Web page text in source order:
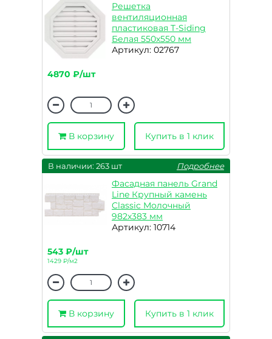
Решетка
вентиляционная
пластиковая T-Siding
Белая 550х550 мм
Артикул: 02767
4870 ₽/шт
В корзину Купить в 1 клик
В наличии: 263 шт Подробнее
Фасадная панель Grand
Line Крупный камень
Classic Молочный
982х383 мм
Артикул: 10714
543 ₽/шт
1429 ₽/м2
В корзину Купить в 1 клик